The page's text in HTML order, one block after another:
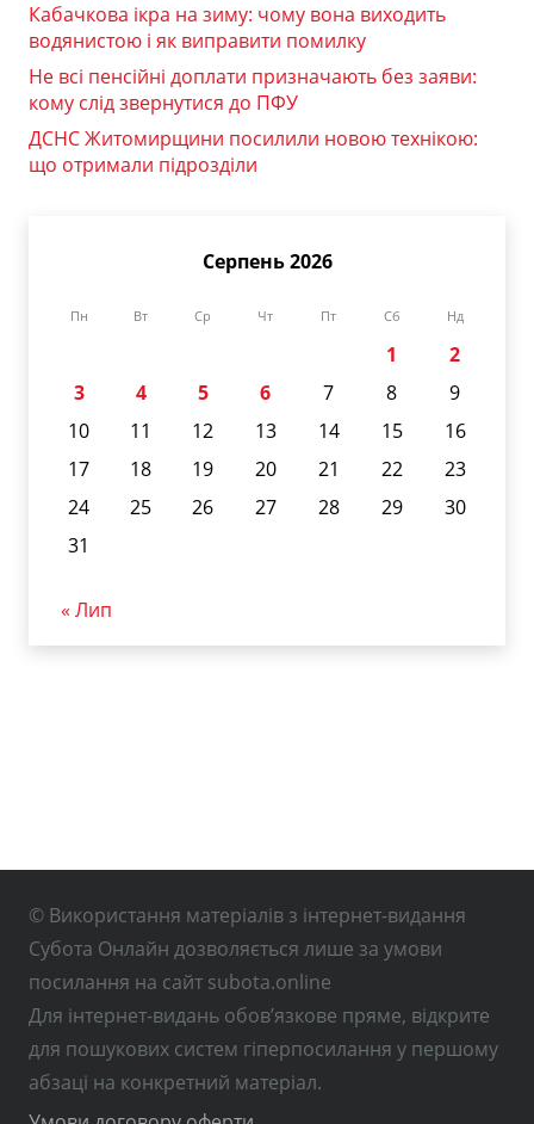
Кабачкова ікра на зиму: чому вона виходить
водянистою і як виправити помилку
Не всі пенсійні доплати призначають без заяви:
кому слід звернутися до ПФУ
ДСНС Житомирщини посилили новою технікою:
що отримали підрозділи
Серпень 2026
Пн Вт Ср Чт Пт Сб Нд
1
2
3
4 5 6 7 8
9
10
11 12 13 14 15
16
17
18 19 20 21 22
23
24
25 26 27 28 29
30
31
« Лип
© Використання матеріалів з інтернет-видання
Субота Онлайн дозволяється лише за умови
посилання на сайт subota.online
Для інтернет-видань обов’язкове пряме, відкрите
для пошукових систем гіперпосилання у першому
абзаці на конкретний матеріал.